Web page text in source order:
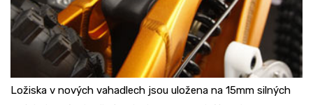
Ložiska v nových vahadlech jsou uložena na 15mm silných